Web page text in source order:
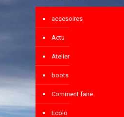
accesoires
Actu
Atelier
boots
Comment faire
Ecolo